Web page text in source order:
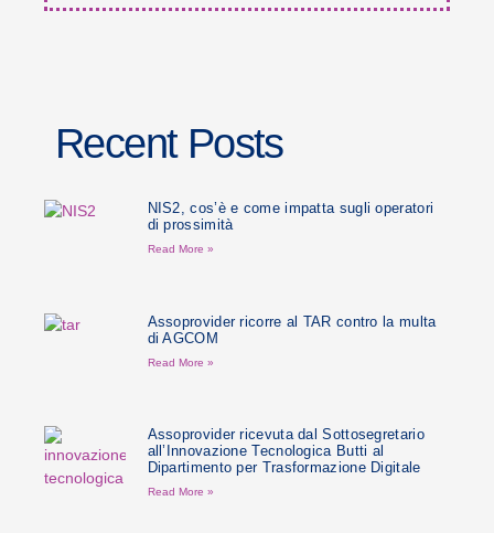
Recent Posts
NIS2, cos’è e come impatta sugli operatori
di prossimità
Read More »
Assoprovider ricorre al TAR contro la multa
di AGCOM
Read More »
Assoprovider ricevuta dal Sottosegretario
all’Innovazione Tecnologica Butti al
Dipartimento per Trasformazione Digitale
Read More »